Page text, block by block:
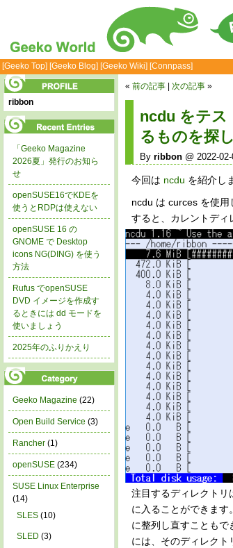
[Geeko Top] [Geeko Blog] [Geeko Wiki] [Connpass]
« 前の記事 次の記事 »
ncdu をテス
るものを探
By ribbon@ 2022-02-
今回は ncdu を紹介し
ncdu は curces を使
すると、カレントディ
注目するディレクトリ
に入ることができま
に整列し直すことも
には、そのディレクト
ribbon
「Geeko Magazine
2026夏」発行のお知ら
せ
openSUSE16でKDEを
使うとRDPは使えない
openSUSE 16 の
GNOME で Desktop
icons NG(DING) を使う
方法
Rufus でopenSUSE
DVD イメージを作成す
るときには dd モードを
使いましょう
2025年のふりかえり
Geeko Magazine (22)
Open Build Service (3)
Rancher (1)
openSUSE (234)
SUSE Linux Enterprise
(14)
SLES (10)
SLED (3)